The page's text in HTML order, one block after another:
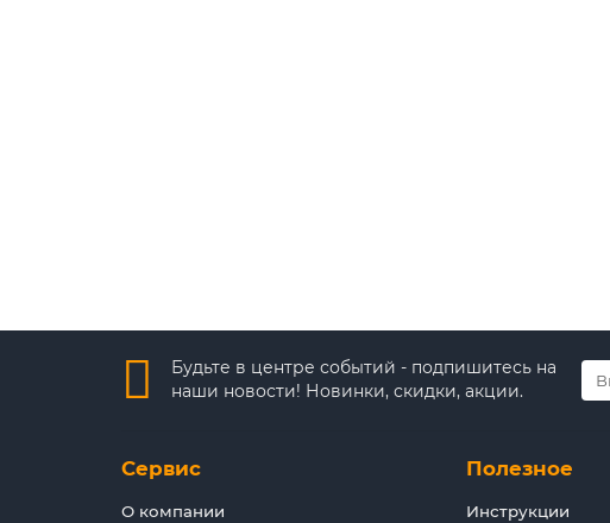
Будьте в центре событий - подпишитесь на
наши новости! Новинки, скидки, акции.
Сервис
О компании
Полезное
Инструкции